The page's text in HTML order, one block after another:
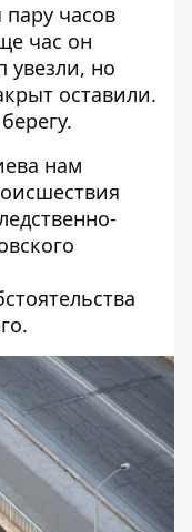
часов
час он
увезли, но
оставили.
нам